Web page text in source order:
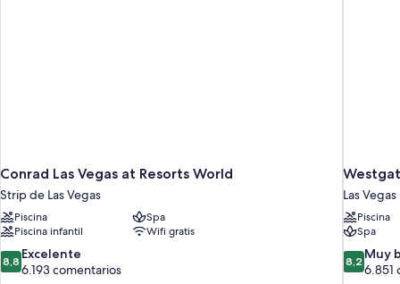
Conrad Las Vegas at Resorts World
Strip de Las Vegas
Piscina
Spa
Piscina infantil
Wifi gratis
8.8
sobre
8,8 Excelente
6.193 comentarios
Las Vegas
Piscina
Spa
8.2
sobre
8,2 Muy
6.851